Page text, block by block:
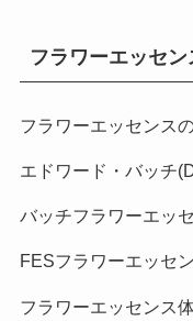
フラワーエッセン
フラワーエッセンス
エドワード・バッチ
バッチフラワーエッ
FESフラワーエッセ
フラワーエッセンス